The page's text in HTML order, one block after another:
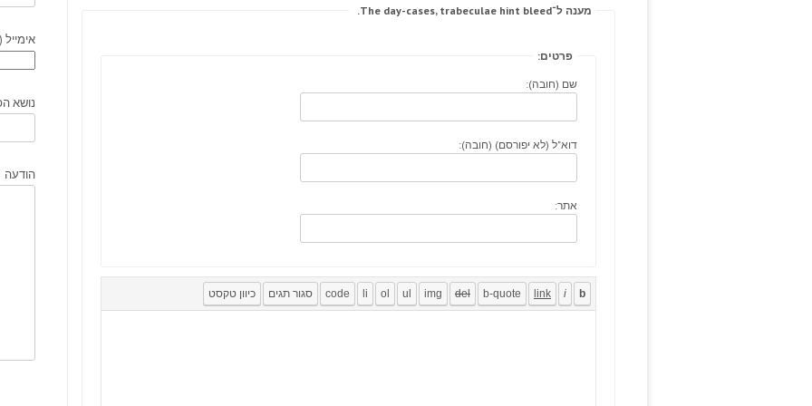
מענה ל־The day-cases, trabeculae hint bleed.
פרטים:
שם (חובה):
דוא"ל (לא יפורסם) (חובה):
אתר:
נושא
הודעה